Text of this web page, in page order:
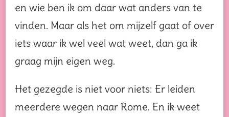
en wie ben ik om daar wat anders van te
vinden. Maar als het om mijzelf gaat of over
iets waar ik wel veel wat weet, dan ga ik
graag mijn eigen weg.
Het gezegde is niet voor niets: Er leiden
meerdere wegen naar Rome. En ik weet